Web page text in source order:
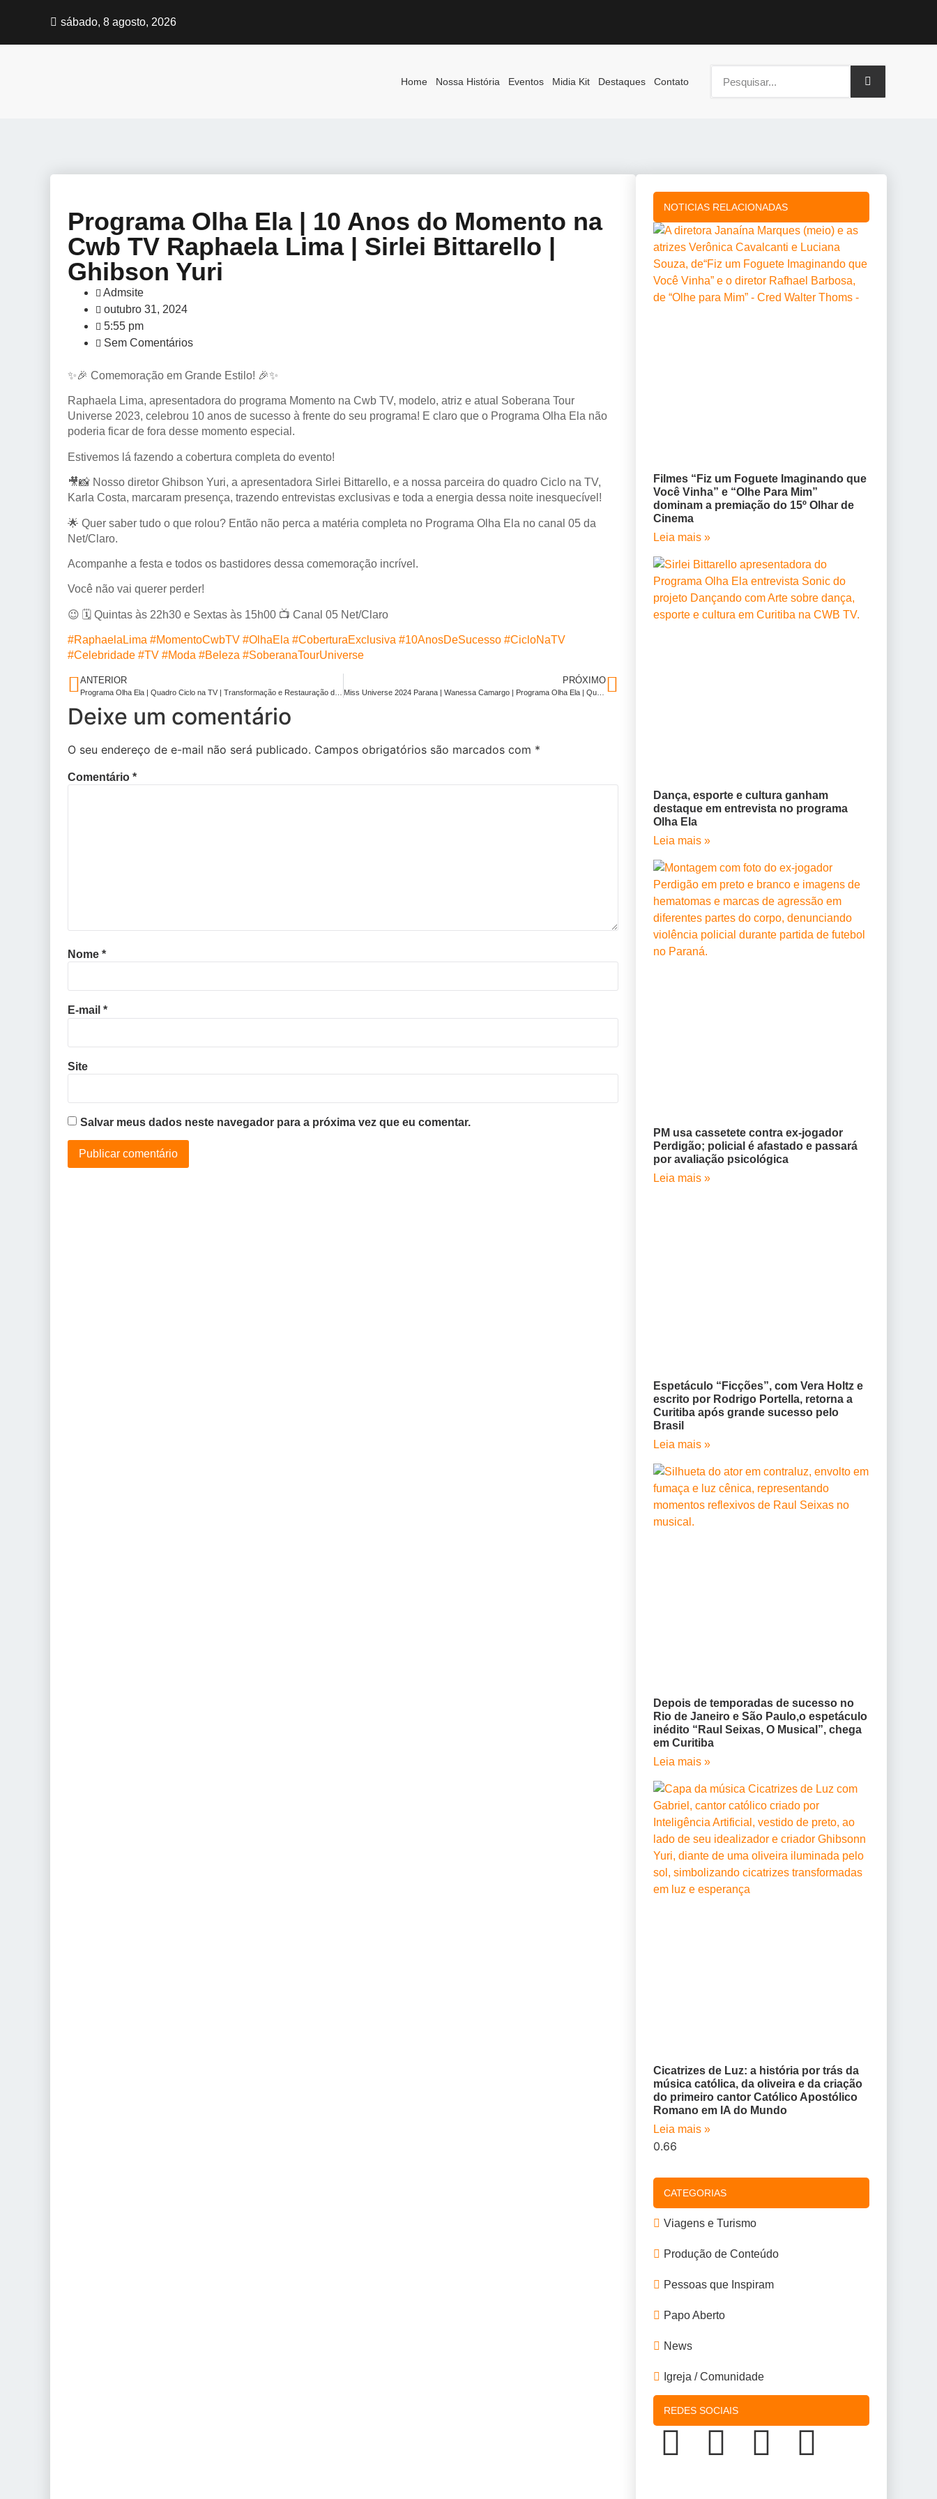
sábado, 8 agosto, 2026
Home Nossa História Eventos Midia Kit Destaques Contato
Programa Olha Ela | 10 Anos do Momento na
Cwb TV Raphaela Lima | Sirlei Bittarello |
Ghibson Yuri
Admsite
outubro 31, 2024
5:55 pm
Sem Comentários
✨🎉 Comemoração em Grande Estilo! 🎉✨
Raphaela Lima, apresentadora do programa Momento na Cwb TV, modelo, atriz e atual Soberana Tour
Universe 2023, celebrou 10 anos de sucesso à frente do seu programa! E claro que o Programa Olha Ela não
poderia ficar de fora desse momento especial.
Estivemos lá fazendo a cobertura completa do evento!
🎥📸 Nosso diretor Ghibson Yuri, a apresentadora Sirlei Bittarello, e a nossa parceira do quadro Ciclo na TV,
Karla Costa, marcaram presença, trazendo entrevistas exclusivas e toda a energia dessa noite inesquecível!
🌟 Quer saber tudo o que rolou? Então não perca a matéria completa no Programa Olha Ela no canal 05 da
Net/Claro.
Acompanhe a festa e todos os bastidores dessa comemoração incrível.
Você não vai querer perder!
😉 🗓️ Quintas às 22h30 e Sextas às 15h00 📺 Canal 05 Net/Claro
#RaphaelaLima #MomentoCwbTV #OlhaEla #CoberturaExclusiva #10AnosDeSucesso #CicloNaTV
#Celebridade #TV #Moda #Beleza #SoberanaTourUniverse
ANTERIOR PRÓXIMO
Miss Universe 2024 Parana | Wanessa Camargo | Programa Olha Ela | Quadro Ciclo na TV
Deixe um comentário
O seu endereço de e-mail não será publicado. Campos obrigatórios são marcados com *
Comentário *
Nome *
E-mail *
Site
Salvar meus dados neste navegador para a próxima vez que eu comentar.
NOTICIAS RELACIONADAS
Filmes “Fiz um Foguete Imaginando que
Você Vinha” e “Olhe Para Mim”
dominam a premiação do 15º Olhar de
Cinema
Leia mais »
Dança, esporte e cultura ganham
destaque em entrevista no programa
Olha Ela
Leia mais »
PM usa cassetete contra ex-jogador
Perdigão; policial é afastado e passará
por avaliação psicológica
Leia mais »
Espetáculo “Ficções”, com Vera Holtz e
escrito por Rodrigo Portella, retorna a
Curitiba após grande sucesso pelo
Brasil
Leia mais »
Depois de temporadas de sucesso no
Rio de Janeiro e São Paulo,o espetáculo
inédito “Raul Seixas, O Musical”, chega
em Curitiba
Leia mais »
Cicatrizes de Luz: a história por trás da
música católica, da oliveira e da criação
do primeiro cantor Católico Apostólico
Romano em IA do Mundo
Leia mais »
CATEGORIAS
Viagens e Turismo
Produção de Conteúdo
Pessoas que Inspiram
Papo Aberto
News
Igreja / Comunidade
REDES SOCIAIS